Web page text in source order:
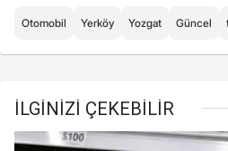
Otomobil Yerköy Yozgat Güncel